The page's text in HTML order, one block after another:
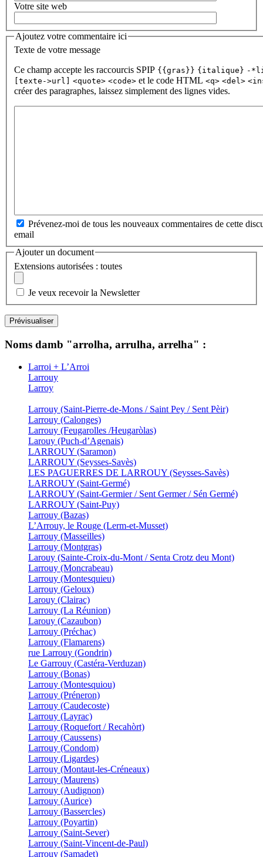
Votre site web
Ajoutez votre commentaire ici
Texte de votre message
Ce champ accepte les raccourcis SPIP {{gras}} {italique} -
[texte->url]
<quote> <code> et le code HTML <q> <del>
créer des paragraphes, laissez simplement des lignes vides.
Prévenez-moi de tous les nouveaux commentaires de cette
email
Ajouter un document
Extensions autorisées : toutes
Je veux recevoir la Newsletter
Noms damb "arrolha, arrulha, arrelha" :
Larroi + L’Arroi
Larrouy
Larroy
Larrouy (Saint-Pierre-de-Mons / Saint Pey / Sent Pèir)
Larrouy (Calonges)
Larrouy (Feugarolles /Heugaròlas)
Larouy (Puch-d’Agenais)
LARROUY (Saramon)
LARROUY (Seysses-Savès)
LES PAGUERRES DE LARROUY (Seysses-Savès)
LARROUY (Saint-Germé)
LARROUY (Saint-Germier / Sent Germer / Sén Germé)
LARROUY (Saint-Puy)
Larrouy (Bazas)
L’Arrouy, le Rouge (Lerm-et-Musset)
Larrouy (Masseilles)
Larrouy (Montgras)
Larouy (Sainte-Croix-du-Mont / Senta Crotz deu Mont)
Larrouy (Moncrabeau)
Larrouy (Montesquieu)
Larrouy (Geloux)
Larouy (Clairac)
Larrouy (La Réunion)
Larouy (Cazaubon)
Larrouy (Préchac)
Larrouy (Flamarens)
rue Larrouy (Gondrin)
Le Garrouy (Castéra-Verduzan)
Larrouy (Bonas)
Larrouy (Montesquiou)
Larrouy (Préneron)
Larrouy (Caudecoste)
Larrouy (Layrac)
Larrouy (Roquefort / Recahòrt)
Larrouy (Caussens)
Larrouy (Condom)
Larrouy (Ligardes)
Larrouy (Montaut-les-Créneaux)
Larrouy (Maurens)
Larrouy (Audignon)
Larrouy (Aurice)
Larrouy (Bassercles)
Larrouy (Poyartin)
Larrouy (Saint-Sever)
Larrouy (Saint-Vincent-de-Paul)
Larrouy (Samadet)